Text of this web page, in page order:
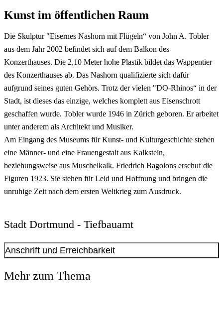
Kunst im öffentlichen Raum
Die Skulptur "Eisernes Nashorn mit Flügeln“ von John A. Tobler
aus dem Jahr 2002 befindet sich auf dem Balkon des
Konzerthauses. Die 2,10 Meter hohe Plastik bildet das Wappentier
des Konzerthauses ab. Das Nashorn qualifizierte sich dafür
aufgrund seines guten Gehörs. Trotz der vielen "DO-Rhinos“ in der
Stadt, ist dieses das einzige, welches komplett aus Eisenschrott
geschaffen wurde. Tobler wurde 1946 in Zürich geboren. Er arbeitet
unter anderem als Architekt und Musiker.
Am Eingang des Museums für Kunst- und Kulturgeschichte stehen
eine Männer- und eine Frauengestalt aus Kalkstein,
beziehungsweise aus Muschelkalk. Friedrich Bagolons erschuf die
Figuren 1923. Sie stehen für Leid und Hoffnung und bringen die
unruhige Zeit nach dem ersten Weltkrieg zum Ausdruck.
Stadt Dortmund - Tiefbauamt
Anschrift und Erreichbarkeit
Anschrift
Mehr zum Thema